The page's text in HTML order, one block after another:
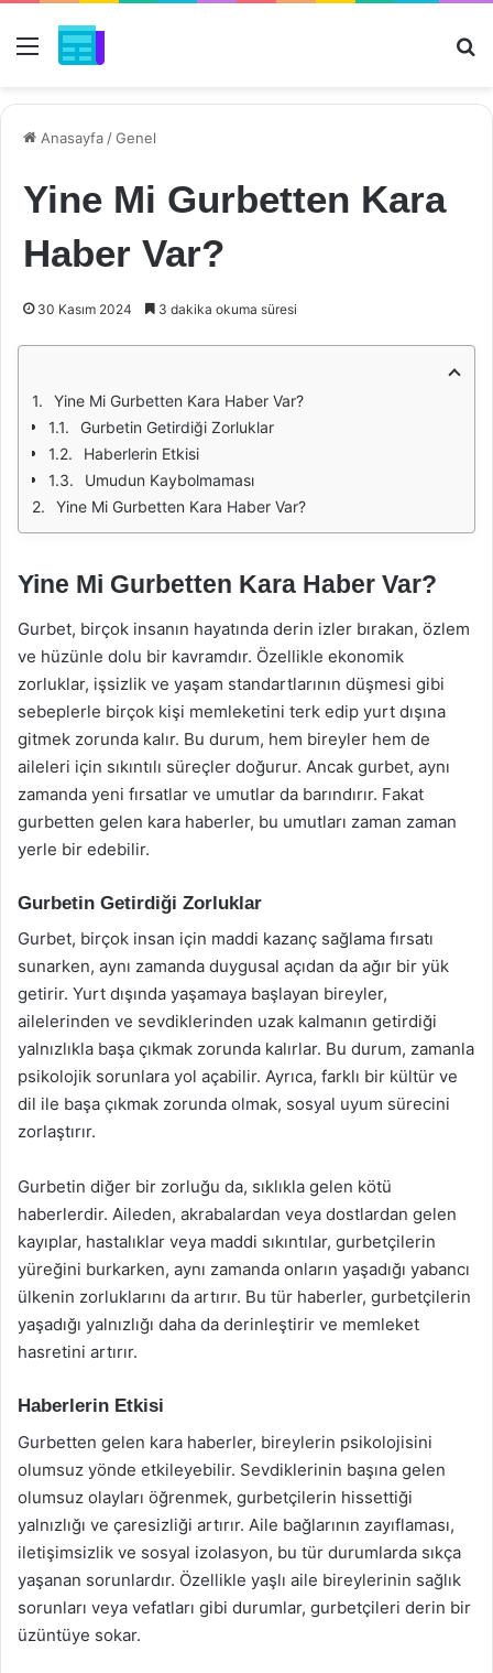
Menü
Anasayfa /Genel
Yine Mi Gurbetten Kara
Haber Var?
30 Kasım 2024 3 dakika okuma süresi
Yine Mi Gurbetten Kara Haber Var?
Gurbetin Getirdiği Zorluklar
Haberlerin Etkisi
Umudun Kaybolmaması
Yine Mi Gurbetten Kara Haber Var?
Yine Mi Gurbetten Kara Haber Var?
Gurbet, birçok insanın hayatında derin izler bırakan, özlem
ve hüzünle dolu bir kavramdır. Özellikle ekonomik
zorluklar, işsizlik ve yaşam standartlarının düşmesi gibi
sebeplerle birçok kişi memleketini terk edip yurt dışına
gitmek zorunda kalır. Bu durum, hem bireyler hem de
aileleri için sıkıntılı süreçler doğurur. Ancak gurbet, aynı
zamanda yeni fırsatlar ve umutlar da barındırır. Fakat
gurbetten gelen kara haberler, bu umutları zaman zaman
yerle bir edebilir.
Gurbetin Getirdiği Zorluklar
Gurbet, birçok insan için maddi kazanç sağlama fırsatı
sunarken, aynı zamanda duygusal açıdan da ağır bir yük
getirir. Yurt dışında yaşamaya başlayan bireyler,
ailelerinden ve sevdiklerinden uzak kalmanın getirdiği
yalnızlıkla başa çıkmak zorunda kalırlar. Bu durum, zamanla
psikolojik sorunlara yol açabilir. Ayrıca, farklı bir kültür ve
dil ile başa çıkmak zorunda olmak, sosyal uyum sürecini
zorlaştırır.
Gurbetin diğer bir zorluğu da, sıklıkla gelen kötü
haberlerdir. Aileden, akrabalardan veya dostlardan gelen
kayıplar, hastalıklar veya maddi sıkıntılar, gurbetçilerin
yüreğini burkarken, aynı zamanda onların yaşadığı yabancı
ülkenin zorluklarını da artırır. Bu tür haberler, gurbetçilerin
yaşadığı yalnızlığı daha da derinleştirir ve memleket
hasretini artırır.
Haberlerin Etkisi
Gurbetten gelen kara haberler, bireylerin psikolojisini
olumsuz yönde etkileyebilir. Sevdiklerinin başına gelen
olumsuz olayları öğrenmek, gurbetçilerin hissettiği
yalnızlığı ve çaresizliği artırır. Aile bağlarının zayıflaması,
iletişimsizlik ve sosyal izolasyon, bu tür durumlarda sıkça
yaşanan sorunlardır. Özellikle yaşlı aile bireylerinin sağlık
sorunları veya vefatları gibi durumlar, gurbetçileri derin bir
üzüntüye sokar.